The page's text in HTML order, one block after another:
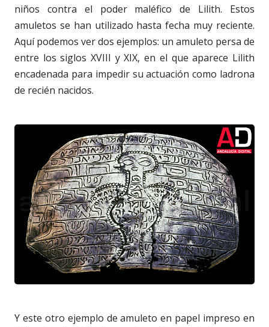
niños contra el poder maléfico de Lilith. Estos
amuletos se han utilizado hasta fecha muy reciente.
Aquí podemos ver dos ejemplos: un amuleto persa de
entre los siglos XVIII y XIX, en el que aparece Lilith
encadenada para impedir su actuación como ladrona
de recién nacidos.
Y este otro ejemplo de amuleto en papel impreso en